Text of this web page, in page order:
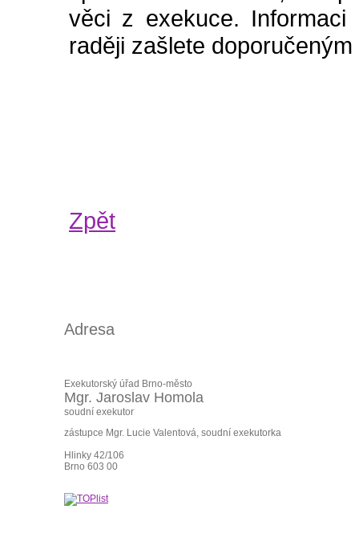
věci z exekuce. Informaci
raději zašlete
Zpět
Adresa
Exekutorský úřad Brno-město
Mgr. Jaroslav Homola
soudní exekutor
zástupce Mgr. Lucie Valentová, soudní exekutorka
Hlinky 42/106
Brno 603 00